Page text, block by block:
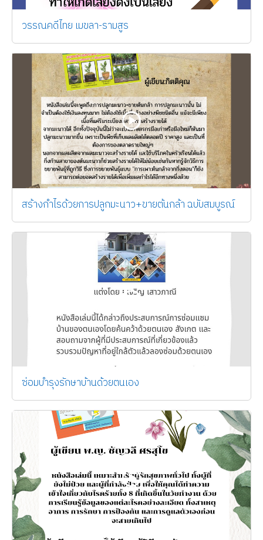
วรรณคดีไทย เมขลา-รามสูร
สร้างกำไรด้วยการปลูกมะนาว+ขายต้นกล้า ฉบับสมบูรณ์
ซ่อมบำรุงรักษาบ้านด้วยตนเอง